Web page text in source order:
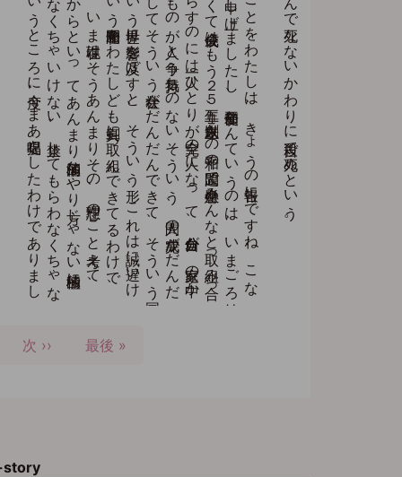
次
次 ››
最
最後 »